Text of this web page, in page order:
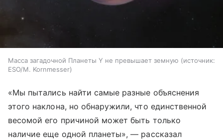
Масса загадочной Планеты Y не превышает земную
источник:
ESO/M. Kornmesser
«Мы пытались найти самые разные объяснения
этого наклона, но обнаружили, что единственной
весомой его причиной может быть только
наличие еще одной планеты», — рассказал